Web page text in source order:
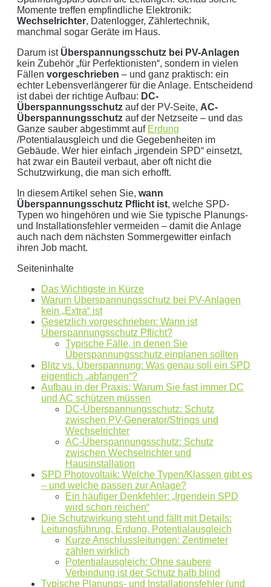
Aktuellen Strompreis anpassen
€/kWh
Dies ist eine beispielhafte Rechnung mit folgender
Annahme:
0kWh Verbrauch
aktuellen Strompreis von0Euro
Photovoltaikanlage mit0kWp Leistung
Stromspeicher mit einer Kapazität von
Detailliertere Berechnungen liefert unser
Wirtschaftlichkeitsrechner.
die bis 5000 kWh optimiert ist.
Jetzt unverbindliches Angebot erhalten
Bitte lasse dieses Feld leer.
Mit dem Absenden erklären Sie sich mit der Datenverarbeitung
einverstanden. Wir geben Ihre Daten nicht ohne Ihre ausdrückliche
Zustimmung an Dritte weiter. Wir verwenden Ihre Daten nicht zu
Werbezwecken in Form von Newslettern oder sonstigen
Werbeformaten.
REGIONAL. PERSÖNLICH. TYPISCH
NORDDEUTSCH.
Sie erhalten einen Anruf von uns innerhalb von48
Stunden. Getreu unser Markenpersönlichkeit
behandeln wir Ihr Anliegen von der ersten Minute an
mit den altbewährtennorddeutschenkaufmännischen
Momente treffen empfindliche Elektronik:
Wechselrichter, Datenlogger, Zählertechnik,
manchmal sogar Geräte im Haus.
Darum ist Überspannungsschutz bei PV-Anlagen
kein Zubehör „für Perfektionisten“, sondern in vielen
Fällen vorgeschrieben – und ganz praktisch: ein
echter Lebensverlängerer für die Anlage. Entscheidend
ist dabei der richtige Aufbau: DC-
Überspannungsschutz auf der PV-Seite, AC-
Überspannungsschutz auf der Netzseite – und das
Ganze sauber abgestimmt auf Erdung
/Potentialausgleich und die Gegebenheiten im
Gebäude. Wer hier einfach „irgendein SPD“ einsetzt,
hat zwar ein Bauteil verbaut, aber oft nicht die
Schutzwirkung, die man sich erhofft.
In diesem Artikel sehen Sie, wann
Überspannungsschutz Pflicht ist, welche SPD-
Typen wo hingehören und wie Sie typische Planungs-
und Installationsfehler vermeiden – damit die Anlage
auch nach dem nächsten Sommergewitter einfach
ihren Job macht.
Seiteninhalte
Das Wichtigste in Kürze
Warum Überspannungsschutz bei PV-Anlagen
kein „Extra“ ist
Gesetzlich vorgeschrieben: Wann ist
Überspannungsschutz Pflicht?
Typische Fälle, in denen Sie
Überspannungsschutz einplanen sollten
Blitz vs. Überspannung: Was genau soll ein SPD
eigentlich „abfangen“?
Aufbau in der Praxis: Warum Sie fast immer DC
und AC schützen müssen
DC-Überspannungsschutz: Schutz
zwischen PV-Generator/Strings und
Wechselrichter
AC-Überspannungsschutz: Schutz
zwischen Wechselrichter und
Hausinstallation
SPD Photovoltaik: Welche Typen/Klassen gibt es
– und welche passen zur Anlage?
Ein häufiger Denkfehler: „Irgendein SPD
wird schon reichen“
Die Schutzwirkung steht und fällt mit Details:
Leitungsführung, Erdung, Potentialausgleich
Kurze Anschlussleitungen: Zentimeter
zählen wirklich
Potentialausgleich: Ohne saubere
Verbindung ist der Schutz halb blind
Typische Planungs- und Installationsfehler (und